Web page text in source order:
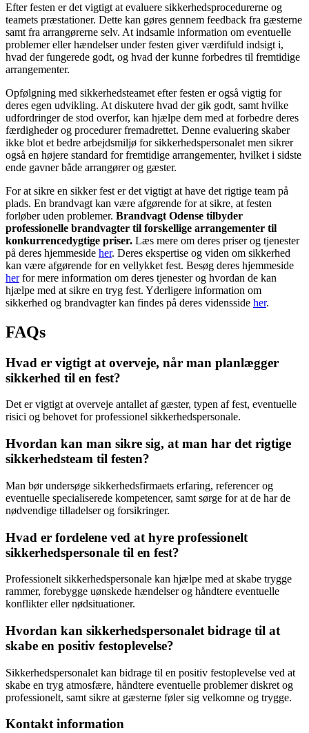
Efter festen er det vigtigt at evaluere sikkerhedsprocedurerne og
teamets præstationer. Dette kan gøres gennem feedback fra gæsterne
samt fra arrangørerne selv. At indsamle information om eventuelle
problemer eller hændelser under festen giver værdifuld indsigt i,
hvad der fungerede godt, og hvad der kunne forbedres til fremtidige
arrangementer.
Opfølgning med sikkerhedsteamet efter festen er også vigtig for
deres egen udvikling. At diskutere hvad der gik godt, samt hvilke
udfordringer de stod overfor, kan hjælpe dem med at forbedre deres
færdigheder og procedurer fremadrettet. Denne evaluering skaber
ikke blot et bedre arbejdsmiljø for sikkerhedspersonalet men sikrer
også en højere standard for fremtidige arrangementer, hvilket i sidste
ende gavner både arrangører og gæster.
For at sikre en sikker fest er det vigtigt at have det rigtige team på
plads. En brandvagt kan være afgørende for at sikre, at festen
forløber uden problemer. Brandvagt Odense tilbyder
professionelle brandvagter til forskellige arrangementer til
konkurrencedygtige priser. Læs mere om deres priser og tjenester
på deres hjemmeside her. Deres ekspertise og viden om sikkerhed
kan være afgørende for en vellykket fest. Besøg deres hjemmeside
herfor mere information om deres tjenester og hvordan de kan
hjælpe med at sikre en tryg fest. Yderligere information om
sikkerhed og brandvagter kan findes på deres vidensside her.
FAQs
Hvad er vigtigt at overveje, når man planlægger
sikkerhed til en fest?
Det er vigtigt at overveje antallet af gæster, typen af fest, eventuelle
risici og behovet for professionel sikkerhedspersonale.
Hvordan kan man sikre sig, at man har det rigtige
sikkerhedsteam til festen?
Man bør undersøge sikkerhedsfirmaets erfaring, referencer og
eventuelle specialiserede kompetencer, samt sørge for at de har de
nødvendige tilladelser og forsikringer.
Hvad er fordelene ved at hyre professionelt
sikkerhedspersonale til en fest?
Professionelt sikkerhedspersonale kan hjælpe med at skabe trygge
rammer, forebygge uønskede hændelser og håndtere eventuelle
konflikter eller nødsituationer.
Hvordan kan sikkerhedspersonalet bidrage til at
skabe en positiv festoplevelse?
Sikkerhedspersonalet kan bidrage til en positiv festoplevelse ved at
skabe en tryg atmosfære, håndtere eventuelle problemer diskret og
professionelt, samt sikre at gæsterne føler sig velkomne og trygge.
Kontakt information